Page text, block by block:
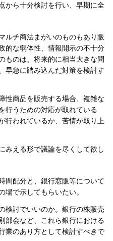
から十分検討を行い、早期に全
ルチ商法まがいのものもあり販
的な弱体性、情報開示の不十分
ものは、将来的に相当大きな問
早急に踏み込んだ対策を検討す
性商品を販売する場合、複雑な
行うための対応が取れている
行われているか、苦情が取り上
みえる形で議論を尽くして欲し
間配分と、銀行窓販等について
場で示してもらいたい。
検討でいいのか。銀行の株販売
部会など、これら銀行における
業のあり方として検討すべきで